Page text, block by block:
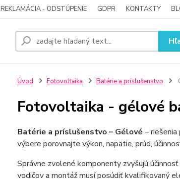
REKLAMÁCIA - ODSTÚPENIE GDPR KONTAKTY
Úvod Fotovoltaika Batérie a príslušenstvo
Fotovoltaika - gélové
Batérie a príslušenstvo – Gélové –
výbere porovnajte výkon, napätie, prúd,
Správne zvolené komponenty zvyšujú
vodičov a montáž musí posúdiť kvalifikovaný